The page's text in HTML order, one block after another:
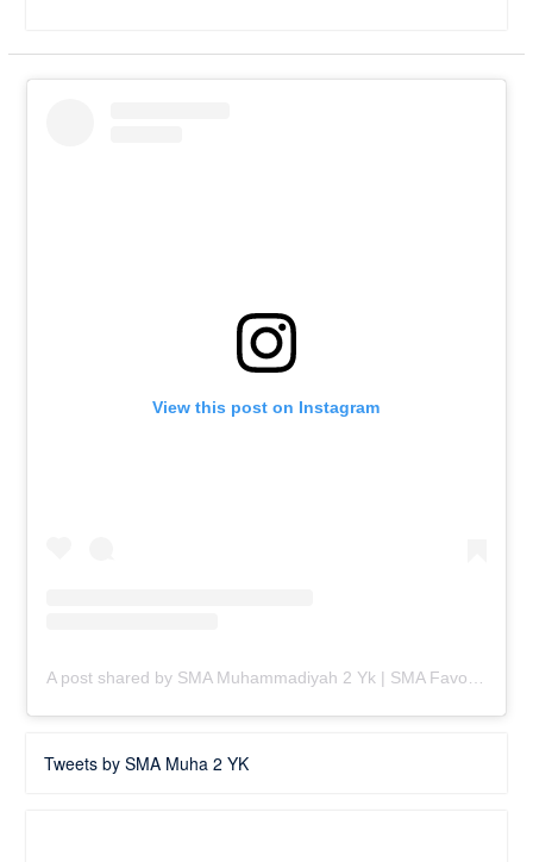
View this post on Instagram
A post shared by SMA Muhammadiyah 2 Yk | SMA Favorit Jogja (@smamuhayogya)
Tweets by SMA Muha 2 YK